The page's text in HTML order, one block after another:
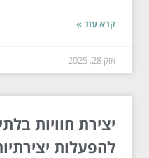
קרא עוד »
אוק 28, 2025
להפעלות